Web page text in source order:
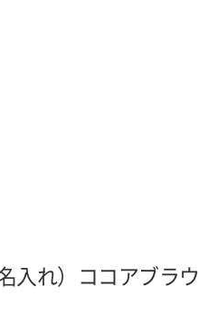
入れ）
ココアブラウ